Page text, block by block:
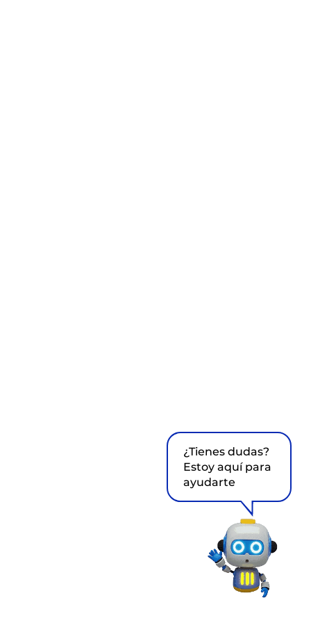
¿Tienes dudas?
Estoy aquí para
ayudarte